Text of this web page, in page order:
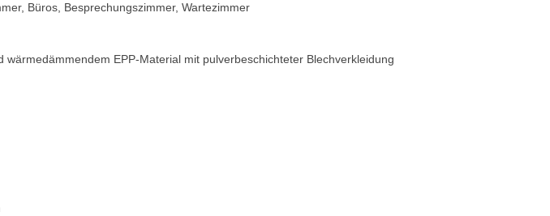
Büros, Besprechungszimmer, Wartezimmer
EPP-Material mit pulverbeschichteter Blechverkleidung